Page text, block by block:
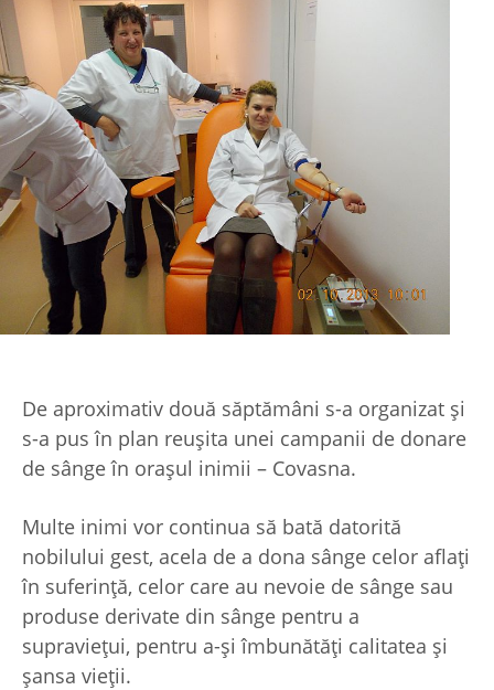
De aproximativ două săptămâni s-a organizat şi
s-a pus în plan reuşita unei campanii de donare
de sânge în oraşul inimii – Covasna.
Multe inimi vor continua să bată datorită
nobilului gest, acela de a dona sânge celor aflaţi
în suferinţă, celor care au nevoie de sânge sau
produse derivate din sânge pentru a
supravieţui, pentru a-şi îmbunătăţi calitatea şi
şansa vieţii.